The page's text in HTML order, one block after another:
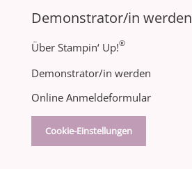
Demonstrator/in werden
Über Stampin‘ Up!®
Demonstrator/in werden
Online Anmeldeformular
Cookie-Einstellungen